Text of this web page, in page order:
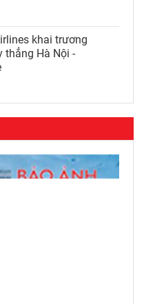
khai trương
thẳng Hà Nội -